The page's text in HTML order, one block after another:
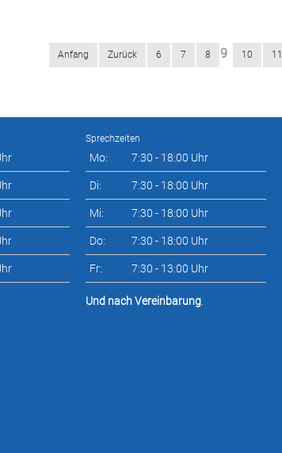
Anfang Zurück 6 7 8 9 10 11
Sprechzeiten
Mo: 7:30 - 18:00 Uhr
Di: 7:30 - 18:00 Uhr
Mi: 7:30 - 18:00 Uhr
Do: 7:30 - 18:00 Uhr
Fr: 7:30 - 13:00 Uhr
Und nach Vereinbarung